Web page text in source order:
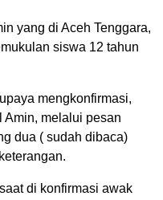
yang di Aceh Tenggara,
siswa 12 tahun
mengkonfirmasi,
Amin, melalui pesan
dua ( sudah dibaca)
di konfirmasi awak